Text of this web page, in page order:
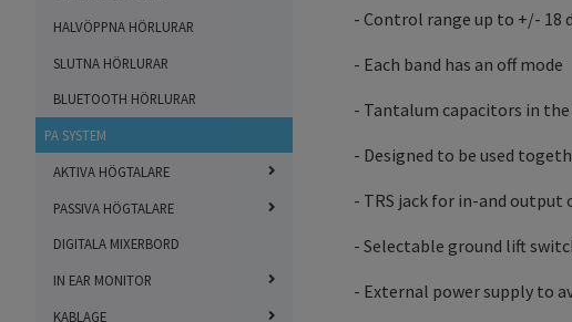
HALVÖPPNA HÖRLURAR
SLUTNA HÖRLURAR
BLUETOOTH HÖRLURAR
PA SYSTEM
AKTIVA HÖGTALARE
PASSIVA HÖGTALARE
DIGITALA MIXERBORD
IN EAR MONITOR
KABLAGE
- Control range up to +/- 18
- Each band has an off mode
- Tantalum capacitors in
- Designed to be used
- TRS jack for in-and output
- Selectable ground lift
- External power supply to